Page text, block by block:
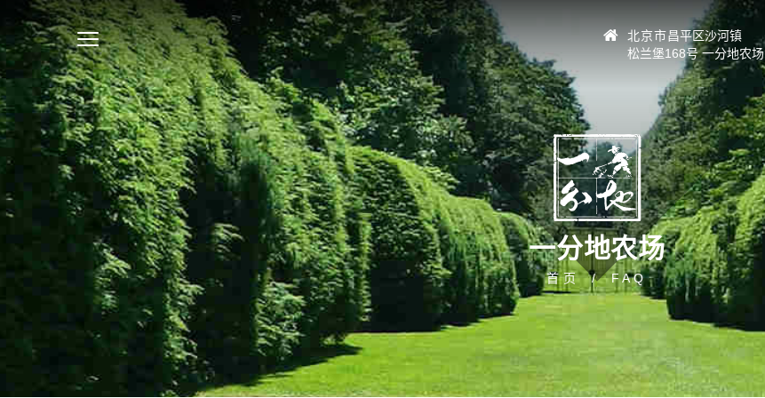
北京市昌平区沙河镇
松兰堡168号 一分地农场
一分地农场
首页 FAQ